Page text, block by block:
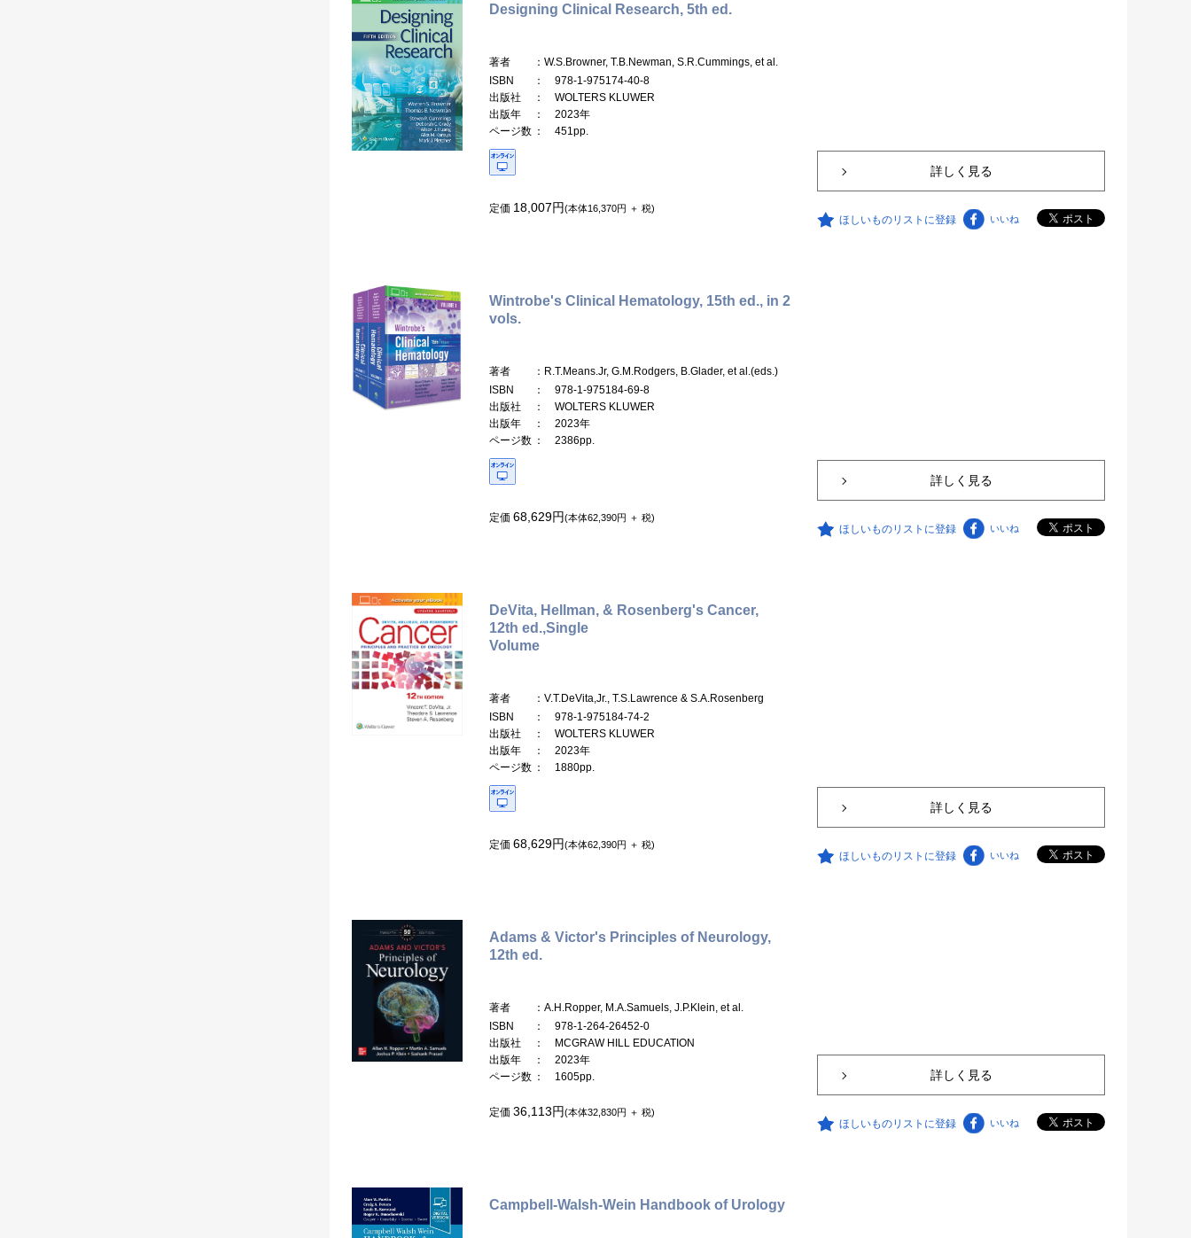
Designing Clinical Research, 5th ed.
著者
：W.S.Browner, T.B.Newman, S.R.Cummings, et al.
ISBN
： 978-1-975174-40-8
出版社
： WOLTERS KLUWER
出版年
： 2023年
ページ数 ： 451pp.
定価 18,007円(本体16,370円 ＋ 税)
詳しく見る
ほしいものリストに登録 いいね
Wintrobe's Clinical Hematology, 15th ed., in 2
vols.
著者
：R.T.Means.Jr, G.M.Rodgers, B.Glader, et al.(eds.)
ISBN
： 978-1-975184-69-8
出版社
： WOLTERS KLUWER
出版年
： 2023年
ページ数 ： 2386pp.
定価 68,629円(本体62,390円 ＋ 税)
詳しく見る
ほしいものリストに登録 いいね
DeVita, Hellman, & Rosenberg's Cancer,
12th ed.,Single
Volume
著者
：V.T.DeVita,Jr., T.S.Lawrence & S.A.Rosenberg
ISBN
： 978-1-975184-74-2
出版社
： WOLTERS KLUWER
出版年
： 2023年
ページ数 ： 1880pp.
定価 68,629円(本体62,390円 ＋ 税)
詳しく見る
ほしいものリストに登録 いいね
Adams & Victor's Principles of Neurology,
12th ed.
著者
：A.H.Ropper, M.A.Samuels, J.P.Klein, et al.
ISBN
： 978-1-264-26452-0
出版社
： MCGRAW HILL EDUCATION
出版年
： 2023年
ページ数 ： 1605pp.
定価 36,113円(本体32,830円 ＋ 税)
詳しく見る
ほしいものリストに登録 いいね
Campbell-Walsh-Wein Handbook of Urology